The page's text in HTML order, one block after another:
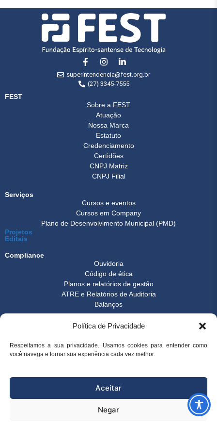
Política de Privacidade
Respeitamos a sua privacidade. Usamos cookies para entender como
você navega e tornar sua experiência cada vez melhor.
Aceitar
Negar
superintendencia@fest.org.br
(27) 3345-7555
FEST
Sobre a FEST
Atuação
Nossa Marca
Estatuto
Credenciamento
Certidões
CNPJ Matriz
CNPJ Filial
Serviços
Cursos e eventos
Cursos em Company
Plano de Desenvolvimento Municipal (PMD)
Projetos
Editais
Compliance
Ouvidoria
Código de ética
Planos e relatórios de gestão
ATRE e Relatórios de Auditoria
Balanços
Boletim FEST
Notícias Gerais
© 2026 FEST - Fundação Espírito-santense de Tecnologia | Desenvolvido
Arco Websites & E-commerce
superintendencia@fest.org.br
(27) 3345-7555